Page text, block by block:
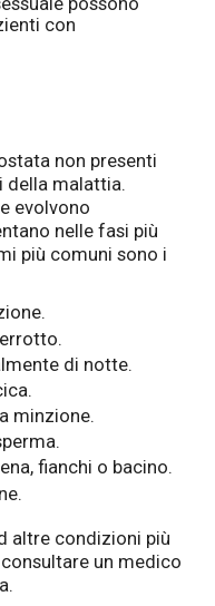
con
non presenti
della malattia.
evolvono
nelle fasi più
più comuni sono i
di notte.
minzione.
fianchi o bacino.
altre condizioni più
un medico